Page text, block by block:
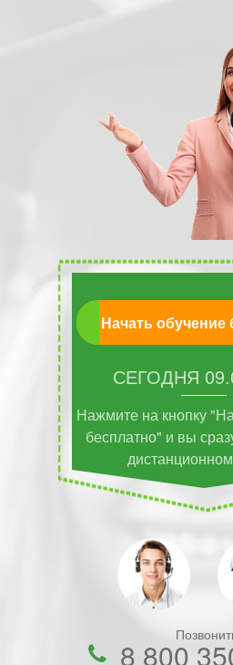
Начать обучение
СЕГОДНЯ
Нажмите на кнопку
бесплатно" и вы
8 800